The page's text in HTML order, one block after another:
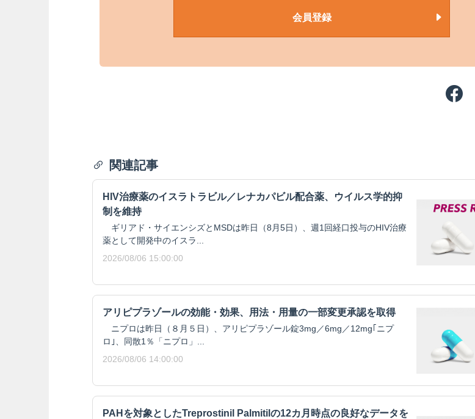
会員登録
関連記事
HIV治療薬のイスラトラビル／レナカパビル配合薬、ウイルス学的抑
制を維持
ギリアド・サイエンシズとMSDは昨日（8月5日）、週1回経口投与のHIV治療
薬として開発中のイスラ...
2026/08/06 15:00:00
アリピプラゾールの効能・効果、用法・用量の一部変更承認を取得
ニプロは昨日（８月５日）、アリピプラゾール錠3mg／6mg／12mg｢ニプ
ロ｣、同散1％「ニプロ」...
2026/08/06 14:00:00
PAHを対象としたTreprostinil Palmitilの12カ月時点の良好なデータを